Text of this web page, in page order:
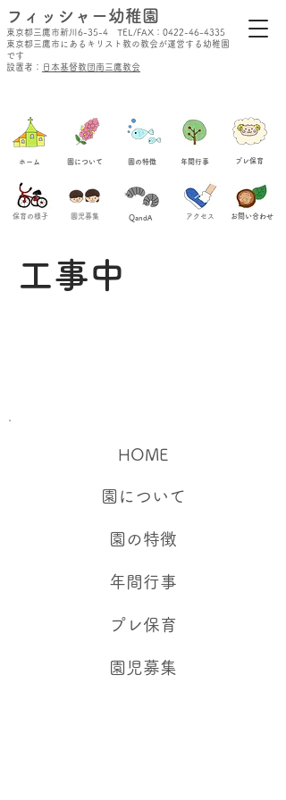
​フィッシャー幼稚園
東京都三鷹市新川6-35-4 TEL/FAX：0422-46-4335
東京都三鷹市にあるキリスト教の教会が運営する幼稚園
です
設置者： 日本基督教団南三鷹教会
ホーム ​園について ​園の特徴 ​年間行事
​お問い合わせ
QandA
保育の様子 ​園児募集 ​アクセス
​プレ保育
​工事中
​HOME
​園について
​園の特徴
​年間行事
​プレ保育
​園児募集